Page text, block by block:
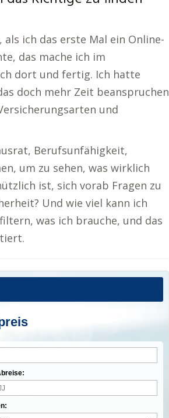
ich das erste Mal ein Online-
das mache ich im
dort und fertig. Ich hatte
doch mehr Zeit beanspruchen
und
Berufsunfähigkeit,
um zu sehen, was wirklich
ist, sich vorab Fragen zu
Und wie viel kann ich
was ich brauche, und das